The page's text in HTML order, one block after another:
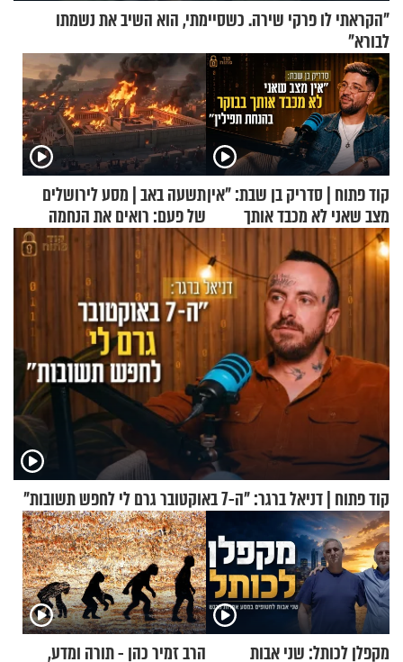
"הקראתי לו פרקי שירה. כשסיימתי, הוא השיב את נשמתו
לבורא"
קוד פתוח | סדריק בן שבת: "אין
מצב שאני לא מכבד אותך
בבוקר בהנחת תפילין"
תשעה באב | מסע לירושלים
של פעם: רואים את הנחמה
קוד פתוח | דניאל ברגר: "ה-7 באוקטובר גרם לי לחפש תשובות"
מקפלן לכותל: שני אבות
הרב זמיר כהן - תורה ומדע,